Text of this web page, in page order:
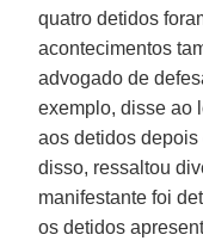
quatro detidos
acontecimentos
advogado de
exemplo, disse ao
aos detidos
disso, ressaltou
manifestante foi
os detidos